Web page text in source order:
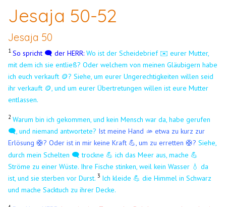
Jesaja 50-52
Jesaja 50
1 So spricht 🗨️ der HERR: Wo ist der Scheidebrief ✉️ eurer Mutter,
mit dem ich sie entließ? Oder welchem von meinen Gläubigern habe
ich euch verkauft 🪙? Siehe, um eurer Ungerechtigkeiten willen seid
ihr verkauft 🪙, und um eurer Übertretungen willen ist eure Mutter
entlassen.
2 Warum bin ich gekommen, und kein Mensch war da, habe gerufen
🗨️, und niemand antwortete? Ist meine Hand 🫴 etwa zu kurz zur
Erlösung 🛟? Oder ist in mir keine Kraft 💪, um zu erretten🛟? Siehe,
durch mein Schelten 🗨️ trockne 💪 ich das Meer aus, mache 💪
Ströme zu einer Wüste. Ihre Fische stinken, weil kein Wasser 💧 da
ist, und sie sterben vor Durst.3 Ich kleide 💪 die Himmel in Schwarz
und mache Sacktuch zu ihrer Decke.